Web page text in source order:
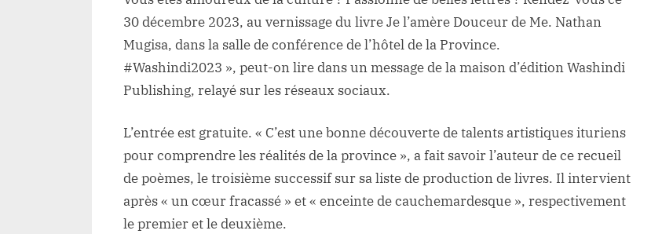
30 décembre 2023, au vernissage du livre Je l’amère Douceur de Me. Nathan
Mugisa, dans la salle de conférence de l’hôtel de la Province.
#Washindi2023 », peut-on lire dans un message de la maison d’édition Washindi
Publishing, relayé sur les réseaux sociaux.
L’entrée est gratuite. « C’est une bonne découverte de talents artistiques ituriens
pour comprendre les réalités de la province », a fait savoir l’auteur de ce recueil
de poèmes, le troisième successif sur sa liste de production de livres. Il intervient
après « un cœur fracassé » et « enceinte de cauchemardesque », respectivement
le premier et le deuxième.